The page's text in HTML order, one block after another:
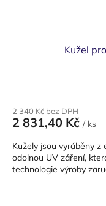
Kužel
2 340 Kč bez DPH
2 831,40 Kč / ks
Kužely jsou vyráběny z
odolnou UV záření,
technologie výroby